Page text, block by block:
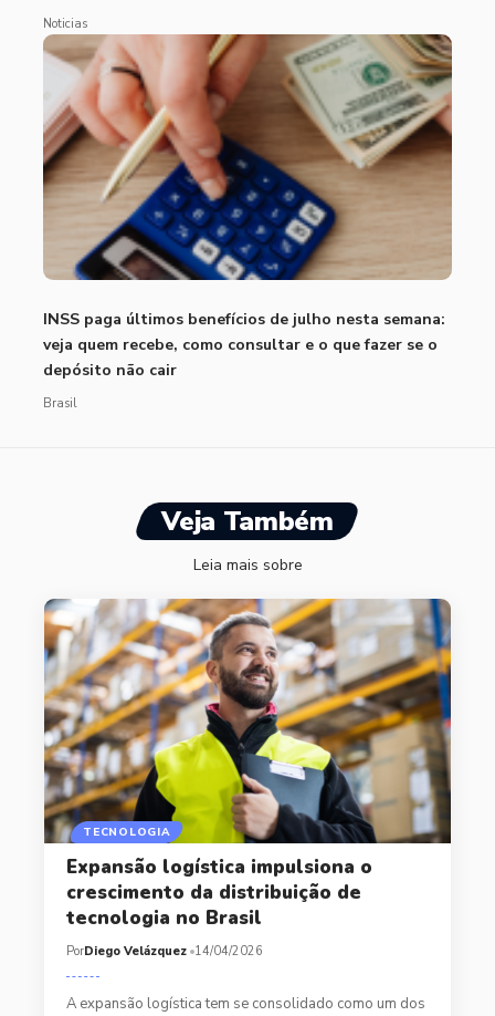
Noticias
INSS paga últimos benefícios de julho nesta semana:
veja quem recebe, como consultar e o que fazer se o
depósito não cair
Brasil
Veja Também
Leia mais sobre
TECNOLOGIA
Expansão logística impulsiona o
crescimento da distribuição de
tecnologia no Brasil
PorDiego Velázquez 14/04/2026
A expansão logística tem se consolidado como um dos